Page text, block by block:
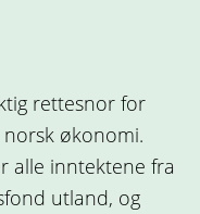
rettesnor for
økonomi.
alle inntektene fra
utland, og